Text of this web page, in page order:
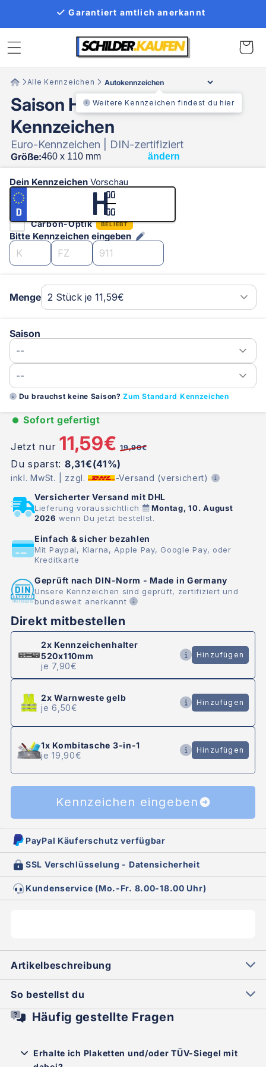
Inhalt
Garantiert amtlich anerkannt
Alle Kennzeichen
Saison Historisches
Kennzeichen
Euro-Kennzeichen | DIN-zertifiziert
Größe: ändern
Dein Kennzeichen Vorschau
H00
00
Carbon-Optik BELIEBT
Bitte Kennzeichen eingeben
Menge
Saison
Du brauchst keine Saison? Zum Standard Kennzeichen
Sofort gefertigt
Jetzt nur 11,59€ 19,90€
Du sparst: 8,31€(41%)
inkl. MwSt. | zzgl.
-Versand (versichert)
Versicherter Versand mit DHL
Lieferung voraussichtlich
Montag, 10. August
2026 wenn Du jetzt bestellst.
Einfach & sicher bezahlen
Mit Paypal, Klarna, Apple Pay, Google Pay, oder
Kreditkarte
Geprüft nach DIN-Norm - Made in Germany
Unsere Kennzeichen sind geprüft, zertifiziert und
bundesweit anerkannt
Direkt mitbestellen
2x Kennzeichenhalter
520x110mm
je 7,90€
Hinzufügen
2x Warnweste gelb
je 6,50€
Hinzufügen
1x Kombitasche 3-in-1
je 19,90€
Hinzufügen
Kennzeichen eingeben
PayPal Käuferschutz verfügbar
SSL Verschlüsselung - Datensicherheit
Kundenservice (Mo.-Fr. 8.00-18.00 Uhr)
Artikelbeschreibung
So bestellst du
Häufig gestellte Fragen
Erhalte ich Plaketten und/oder TÜV-Siegel mit
Weitere Kennzeichen findest du hier